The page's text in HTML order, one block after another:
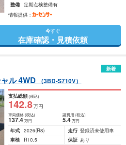
整備 定期点検整備有
情報提供：
今すぐ
在庫確認・見積依頼
新着
ル 4WD （3BD-S710V）
支払総額(税込)
142.8万円
車両価格(税込)
137.4万円
諸費用 (税込)
5.4 万円
年式 2026(R8) 走行 登録済未使用車
車検
R10.5 保証 あり